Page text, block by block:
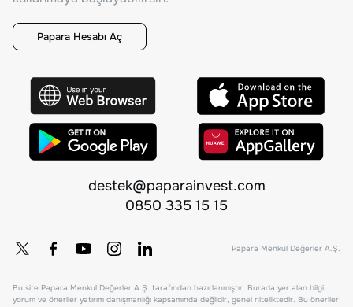
Papara Hesabı Aç
destek@paparainvest.com
0850 335 15 15
Papara Menkul Değerler A.Ş.
Bu site Papara Menkul Değerler A.Ş. tarafından hazırlanmıştır. Burada yer alan bilgi,
yorum ve öneriler yatırım danışmanlığı kapsamında değildir, genel niteliktedir. Bu öneriler